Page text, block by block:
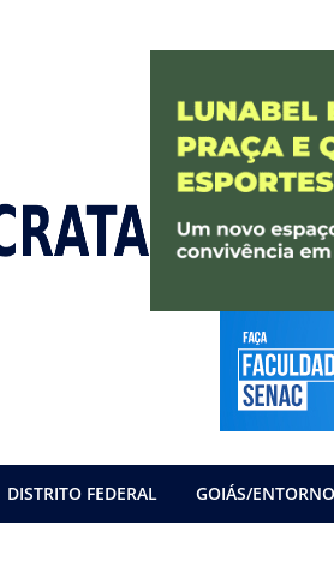
DISTRITO FEDERAL GOIÁS/